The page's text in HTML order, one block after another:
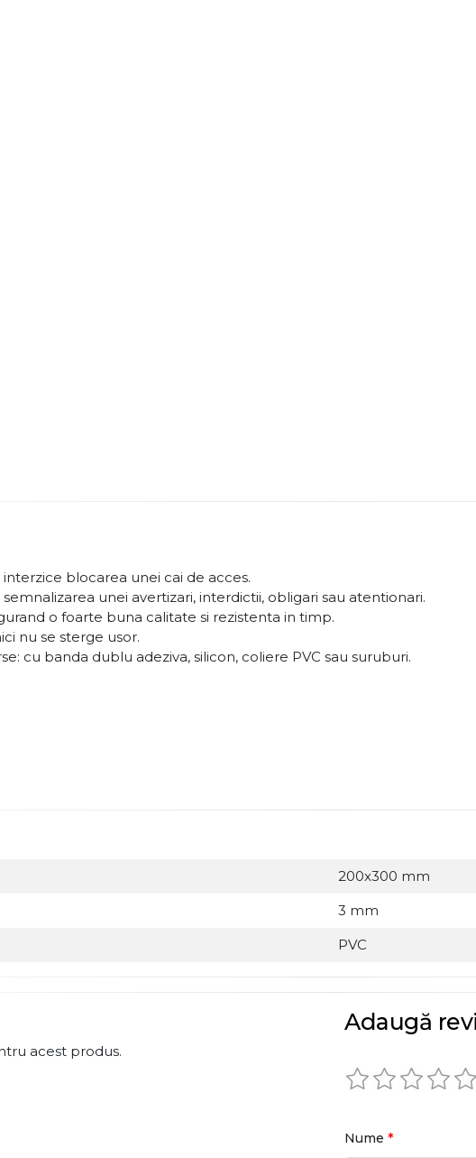
blocarea unei cai de acces.
unei avertizari, interdictii, obligari sau atentionari.
o foarte buna calitate si rezistenta in timp.
nu se sterge usor.
cu banda dublu adeziva, silicon, coliere PVC sau suruburi.
200x300 mm
3 mm
PVC
acest produs.
Adaugă
Nume *